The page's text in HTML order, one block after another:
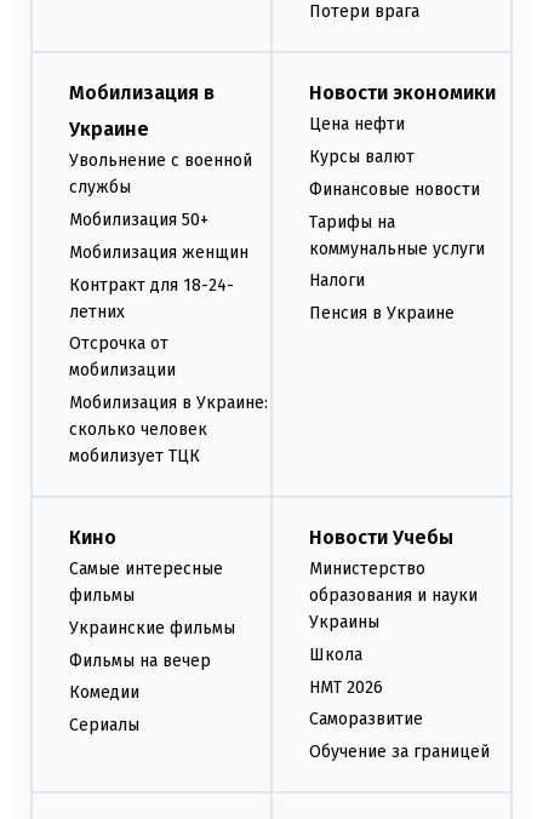
Потери врага
Мобилизация в
Украине
Увольнение с военной
службы
Мобилизация 50+
Мобилизация женщин
Контракт для 18-24-
летних
Отсрочка от
мобилизации
Мобилизация в Украине:
сколько человек
мобилизует ТЦК
Новости экономики
Цена нефти
Курсы валют
Финансовые новости
Тарифы на
коммунальные услуги
Налоги
Пенсия в Украине
Кино
Самые интересные
фильмы
Украинские фильмы
Фильмы на вечер
Комедии
Сериалы
Новости Учебы
Министерство
образования и науки
Украины
Школа
НМТ 2026
Саморазвитие
Обучение за границей